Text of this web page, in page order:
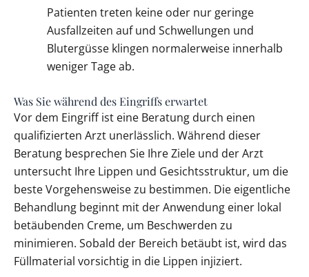
Patienten treten keine oder nur geringe
Ausfallzeiten auf und Schwellungen und
Blutergüsse klingen normalerweise innerhalb
weniger Tage ab.
Was Sie während des Eingriffs erwartet
Vor dem Eingriff ist eine Beratung durch einen
qualifizierten Arzt unerlässlich. Während dieser
Beratung besprechen Sie Ihre Ziele und der Arzt
untersucht Ihre Lippen und Gesichtsstruktur, um die
beste Vorgehensweise zu bestimmen. Die eigentliche
Behandlung beginnt mit der Anwendung einer lokal
betäubenden Creme, um Beschwerden zu
minimieren. Sobald der Bereich betäubt ist, wird das
Füllmaterial vorsichtig in die Lippen injiziert.